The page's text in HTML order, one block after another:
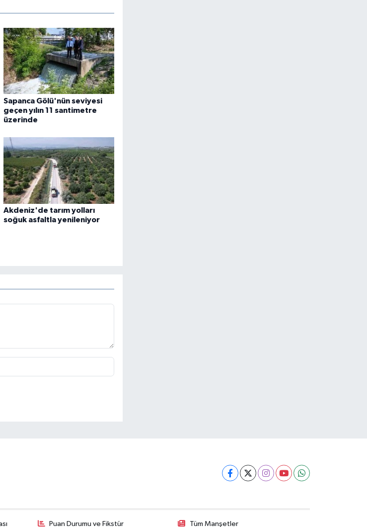
Sapanca Gölü'nün seviyesi
geçen yılın 11 santimetre
üzerinde
Akdeniz'de tarım yolları
soğuk asfaltla yenileniyor
Puan Durumu ve Fikstür Tüm Manşetler